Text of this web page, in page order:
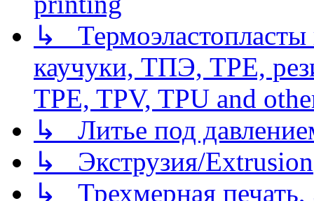
↳
каучуки, ТПЭ, TPE,
TPE, TPV, TPU and
↳ Литье под
↳ Экструзия/Extrusion
↳ Трехмерная